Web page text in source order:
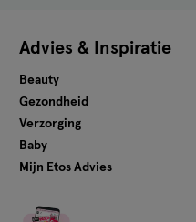
Advies & Inspiratie
Beauty
Gezondheid
Verzorging
Baby
Mijn Etos Advies